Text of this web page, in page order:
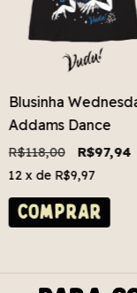
Blusinha
Addams Dance
R$118,00 R$97,94
12 x de R$9,97
COMPRAR